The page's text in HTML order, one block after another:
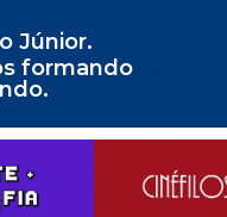
Júnior.
formando